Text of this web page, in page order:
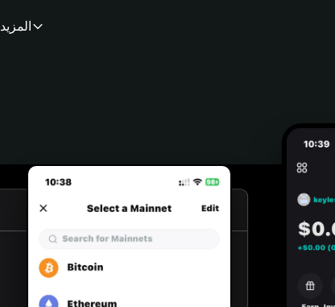
المزيد